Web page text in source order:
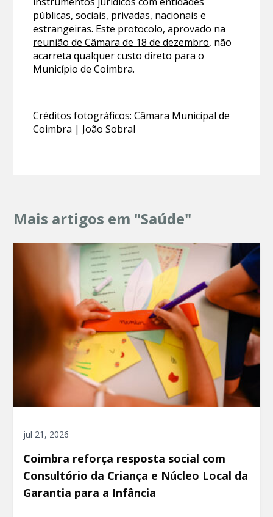
públicas, sociais, privadas, nacionais e
estrangeiras. Este protocolo, aprovado na
reunião de Câmara de 18 de dezembro, não
acarreta qualquer custo direto para o
Município de Coimbra.
Créditos fotográficos: Câmara Municipal de
Coimbra | João Sobral
Mais artigos em "Saúde"
jul 21, 2026
Coimbra reforça resposta social com
Consultório da Criança e Núcleo Local da
Garantia para a Infância